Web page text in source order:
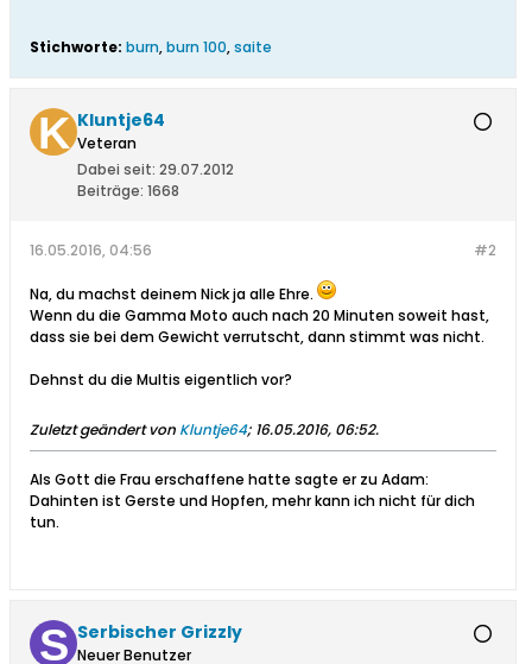
Stichworte: burn,burn 100,saite
Kluntje64
Veteran
Dabei seit: 29.07.2012
Beiträge: 1668
#2
16.05.2016, 04:56
Na, du machst deinem Nick ja alle Ehre.
Wenn du die Gamma Moto auch nach 20 Minuten soweit hast,
dass sie bei dem Gewicht verrutscht, dann stimmt was nicht.
Dehnst du die Multis eigentlich vor?
Zuletzt geändert von Kluntje64; 16.05.2016, 06:52.
Als Gott die Frau erschaffene hatte sagte er zu Adam:
Dahinten ist Gerste und Hopfen, mehr kann ich nicht für dich
tun.
Serbischer Grizzly
Neuer Benutzer